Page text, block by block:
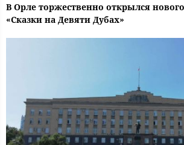
В Орле торжественно открылся
«Сказки на Девяти Дубах»